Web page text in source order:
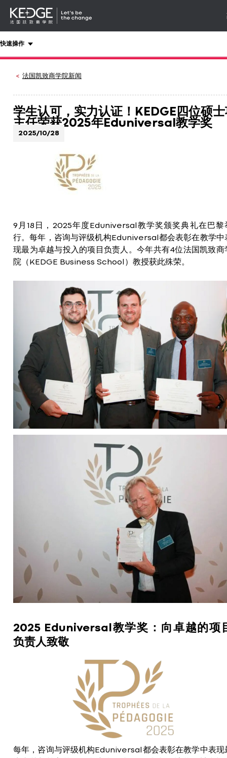
Kedge
快速操作
法国凯致商学院新闻
学生认可，实力认证！KEDGE四位硕
主任荣获2025年Eduniversal教学奖
2025/10/28
9月18日，2025年度Eduniversal教学奖颁奖典礼在巴黎
行。每年，咨询与评级机构Eduniversal都会表彰在教学中
现最为卓越与投入的项目负责人。今年共有4位法国凯致商
院（KEDGE Business School）教授获此殊荣。
2025 Eduniversal教学奖：向卓越的项
负责人致敬
每年，咨询与评级机构Eduniversal都会表彰在教学中表现